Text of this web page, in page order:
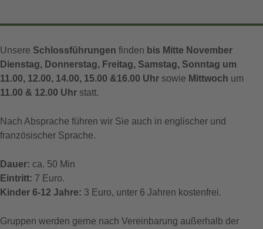
Unsere Schlossführungen finden bis Mitte November
Dienstag, Donnerstag, Freitag, Samstag, Sonntag um
11.00, 12.00, 14.00, 15.00 &16.00 Uhr sowie Mittwoch um
11.00 & 12.00 Uhr statt.
Nach Absprache führen wir Sie auch in englischer und
französischer Sprache.
Dauer: ca. 50 Min
Eintritt: 7 Euro.
Kinder 6-12 Jahre: 3 Euro, unter 6 Jahren kostenfrei.
Gruppen werden gerne nach Vereinbarung außerhalb der